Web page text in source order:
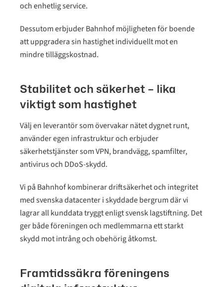
och enhetlig service.
Dessutom erbjuder Bahnhof möjligheten för boende
att uppgradera sin hastighet individuellt mot en
mindre tilläggskostnad.
Stabilitet och säkerhet – lika
viktigt som hastighet
Välj en leverantör som övervakar nätet dygnet runt,
använder egen infrastruktur och erbjuder
säkerhetstjänster som VPN, brandvägg, spamfilter,
antivirus och DDoS-skydd.
Vi på Bahnhof kombinerar driftsäkerhet och integritet
med svenska datacenter i skyddade bergrum där vi
lagrar all kunddata tryggt enligt svensk lagstiftning. Det
ger både föreningen och medlemmarna ett starkt
skydd mot intrång och obehörig åtkomst.
Framtidssäkra föreningens